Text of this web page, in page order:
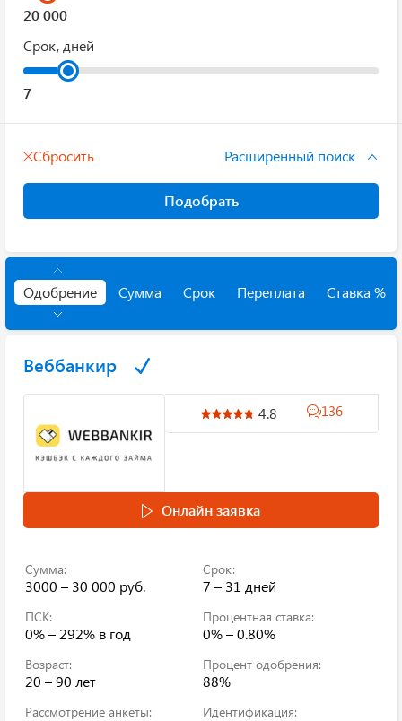
Срок, дней
Сбросить Расширенный поиск
Подобрать
Одобрение Сумма Срок Переплата Ставка %
Веббанкир
4.8 136
Онлайн заявка
Сумма:
3000 – 30 000 руб.
Срок:
7 – 31 дней
ПСК:
0% – 292% в год
Процентная ставка:
0% – 0.80%
Возраст:
20 – 90 лет
Процент одобрения:
88%
Рассмотрение анкеты: Идентификация: